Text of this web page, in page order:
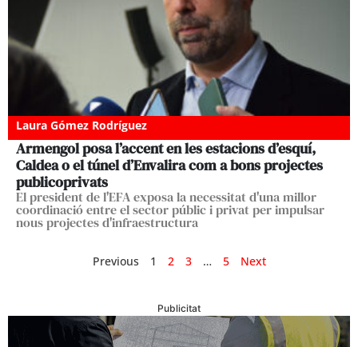
Laura Gómez Rodríguez
Armengol posa l’accent en les estacions d’esquí,
Caldea o el túnel d’Envalira com a bons projectes
publicoprivats
El president de l'EFA exposa la necessitat d'una millor
coordinació entre el sector públic i privat per impulsar
nous projectes d'infraestructura
Previous 1 2 3 … 5 Next
Publicitat